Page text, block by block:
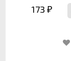
173 ₽